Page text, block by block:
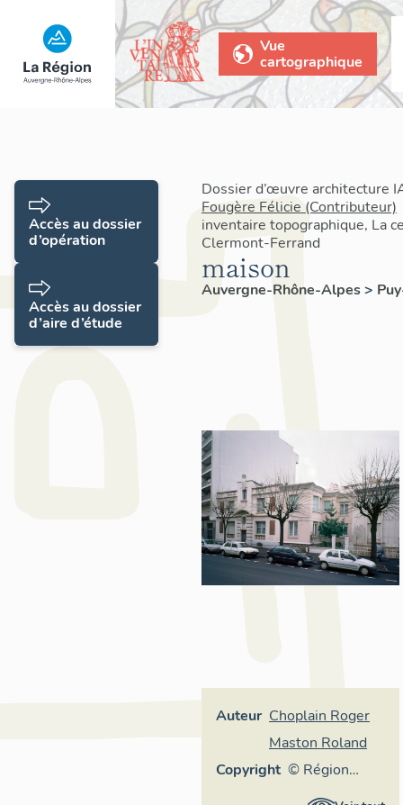
Vue
cartographique
Dossier d’œuvre architecture
Fougère Félicie (Contributeur)
inventaire topographique, La
Clermont-Ferrand
maison
Auvergne-Rhône-Alpes>
Auteur Choplain Roger
Maston Roland
Copyright © Région
Auvergne-
Accès au dossier
d’opération
Accès au dossier
d’aire d’étude